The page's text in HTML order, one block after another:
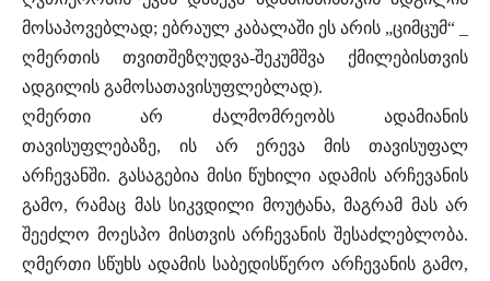
მოსაპოვებლად; ებრაულ კაბალაში ეს არის „ციმცუმ“ _
ღმერთის თვითშეზღუდვა-შეკუმშვა ქმილებისთვის
ადგილის გამოსათავისუფლებლად).
ღმერთი არ ძალმომრეობს ადამიანის
თავისუფლებაზე, ის არ ერევა მის თავისუფალ
არჩევანში. გასაგებია მისი წუხილი ადამის არჩევანის
გამო, რამაც მას სიკვდილი მოუტანა, მაგრამ მას არ
შეეძლო მოესპო მისთვის არჩევანის შესაძლებლობა.
ღმერთი სწუხს ადამის საბედისწერო არჩევანის გამო,